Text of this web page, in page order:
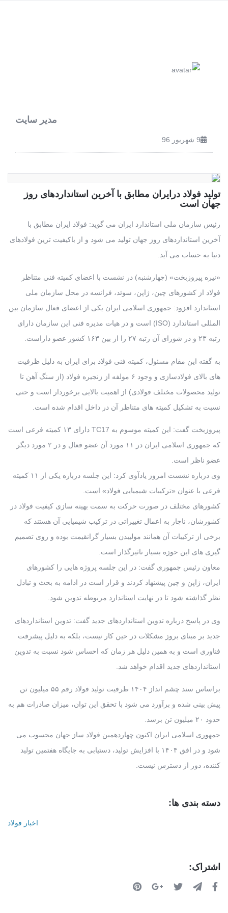
مدیر سایت
9 شهریور 96
تولید فولاد درایران مطابق با آخرین استانداردهای روز
جهان است
رئیس سازمان ملی استاندارد ایران می گوید: فولاد ایران مطابق با
آخرین استانداردهای روز جهان تولید می شود و از باکیفیت ترین فولادهای
دنیا به حساب می آید.
«نیره پیروزبخت» (چهارشنبه) در نشست با اعضای کمیته فنی متناظر
فولاد از کشورهای چین، ژاپن، سوئد، فرانسه در محل سازمان ملی
استاندارد افزود: جمهوری اسلامی ایران یکی از اعضای فعال سازمان بین
المللی استاندارد (ISO) است و در هیات مدیره فنی این سازمان دارای
رتبه ۲۳ و در شورای آن رتبه ۲۷ را از بین ۱۶۳ کشور عضو داراست.
به گفته این مقام مسئول، کمیته فنی فولاد برای ایران به دلیل ظرفیت
های بالای فولادسازی و وجود ۶ مولفه از زنجیره فولاد (از سنگ آهن تا
تولید محصولات مختلف فولادی) از اهمیت بالایی برخوردار است و حتی
نسبت به تشکیل کمیته های متناظر آن در داخل اقدام شده است.
پیروزبخت گفت: این کمیته موسوم به TC17 دارای ۱۳ کمیته فرعی است
که جمهوری اسلامی ایران در ۱۱ مورد آن عضو فعال و در ۲ مورد دیگر
عضو ناظر است.
وی درباره نشست امروز یادآوی کرد: این جلسه درباره یکی از ۱۱ کمیته
فرعی با عنوان «ترکیبات شیمیایی فولاد» است.
کشورهای مختلف در صورت حرکت به سمت بهینه سازی کیفیت فولاد در
کشورشان، ناچار به اعمال تغییراتی در ترکیب شیمیایی آن هستند که
برخی از ترکیبات آن همانند مولیبدن بسیار گرانقیمت بوده و روی تصمیم
گیری های این حوزه بسیار تاثیرگذار است.
معاون رئیس جمهوری گفت: در این جلسه پروژه هایی را کشورهای
ایران، ژاپن و چین پیشنهاد کردند و قرار است در ادامه به بحث و تبادل
نظر گذاشته شود تا در نهایت استاندارد مربوطه تدوین شود.
وی در پاسخ درباره تدوین استانداردهای جدید گفت: تدوین استانداردهای
جدید بر مبنای بروز مشکلات در حین کار نیست، بلکه به دلیل پیشرفت
فناوری است و به همین دلیل هر زمان که احساس شود نسبت به تدوین
استانداردهای جدید اقدام خواهد شد.
براساس سند چشم انداز ۱۴۰۴ ظرفیت تولید فولاد رقم ۵۵ میلیون تن
پیش بینی شده و برآورد می شود با تحقق این توان، میزان صادرات هم به
حدود ۲۰ میلیون تن برسد.
جمهوری اسلامی ایران اکنون چهاردهمین فولاد ساز جهان محسوب می
شود و در افق ۱۴۰۴ با افزایش تولید، دستیابی به جایگاه هفتمین تولید
کننده، دور از دسترس نیست.
دسته بندی ها:
اخبار فولاد
اشتراک: